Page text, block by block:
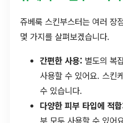
쥬베룩 스킨부스터는 여러 장
몇 가지를 살펴보겠습니다.
간편한 사용: 별도의 복
사용할 수 있어요. 스킨
수 있습니다.
다양한 피부 타입에 적
부 모두 사용할 수 있어